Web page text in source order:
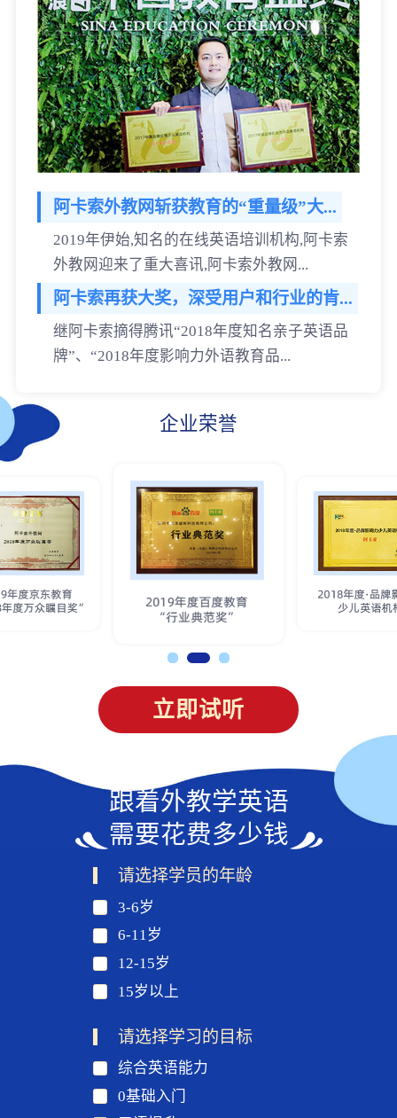
阿卡索外教网斩获教育的“重量级”大...
2019年伊始,知名的在线英语培训机构,阿卡索
外教网迎来了重大喜讯,阿卡索外教网...
阿卡索再获大奖，深受用户和行业的肯...
继阿卡索摘得腾讯“2018年度知名亲子英语品
牌”、“2018年度影响力外语教育品...
企业荣誉
立即试听
跟着外教学英语
需要花费多少钱
请选择学员的年龄
3-6岁
6-11岁
12-15岁
15岁以上
请选择学习的目标
综合英语能力
0基础入门